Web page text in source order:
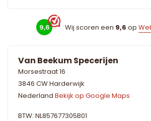
9,6 Wij scoren een 9,6 op
Van Beekum Specerijen
Morsestraat 16
3846 CW Harderwijk
Nederland Bekijk op Google Maps
BTW: NL857677305B01